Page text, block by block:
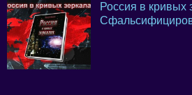
Россия в кривых